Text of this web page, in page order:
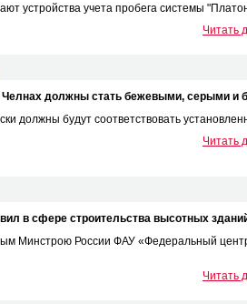
устройства учета пробега системы
Читать
Челнах должны стать бежевыми, серыми и
должны будут соответствовать
Читать
в сфере строительства высотных
Минстрою России ФАУ «Федеральный
Читать